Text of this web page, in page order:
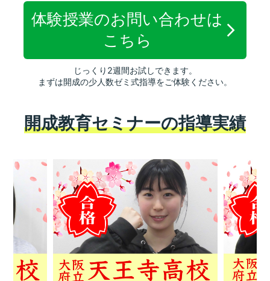
体験授業のお問い合わせは
こちら
じっくり2週間お試しできます。
まずは開成の少人数ゼミ式指導をご体験ください。
開成教育セミナーの指導実績